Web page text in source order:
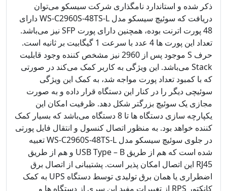
ذکر شده و استاندارد نامگذاری شرکت سیسکو می‌توان
دریافت که سوئیچ سیسکو مدل WS-C2960S-48TS-L دارای
48 پورت اترنت بوده، همچنین دارای پورت SFP نیز می‌باشد.
تعداد این پورت ها 4 عدد با سرعت 1 گیگابیت بر ثانیه است.
حرف S موجود پس از 2960 نیز مشخص کننده وجود قابلیت
Stack می‌باشد. این ویژگی به کاربر کمک می‌کند در صورتی
که با کمبود تعداد پورت مواجه شد، به کمک این ویژگی
سوئیچی دیگر را در کنار این دستگاه قرار داده و به صورت
مجازی یک سوئیچ بزرگتر شکل دهد. ظرفیت امکان این
یکپارچه سازی دستگاه ها تا 8 دستگاه می‌باشد که بسیار کمک
کننده خواهد بود. به منظور اتصال کنسول و انتقال فایل پورتی
در جلوی سوئیچ سیسکو مدل WS-C2960S-48TS-L تعبیه
شده است که هم از طریق USB Type – B و هم از طریق
RJ45 این اتصال امکان پذیر است. پشتیبانی از اتصال برق
اضطراری یا همان برق تولیدی توسط دستگاه UPS به کمک
کانکتور RPS از تغییرات مفید این سری از دستگاه ها و